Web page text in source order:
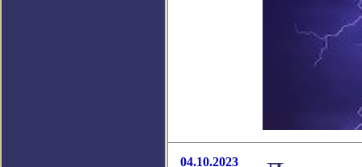
04.10.2023